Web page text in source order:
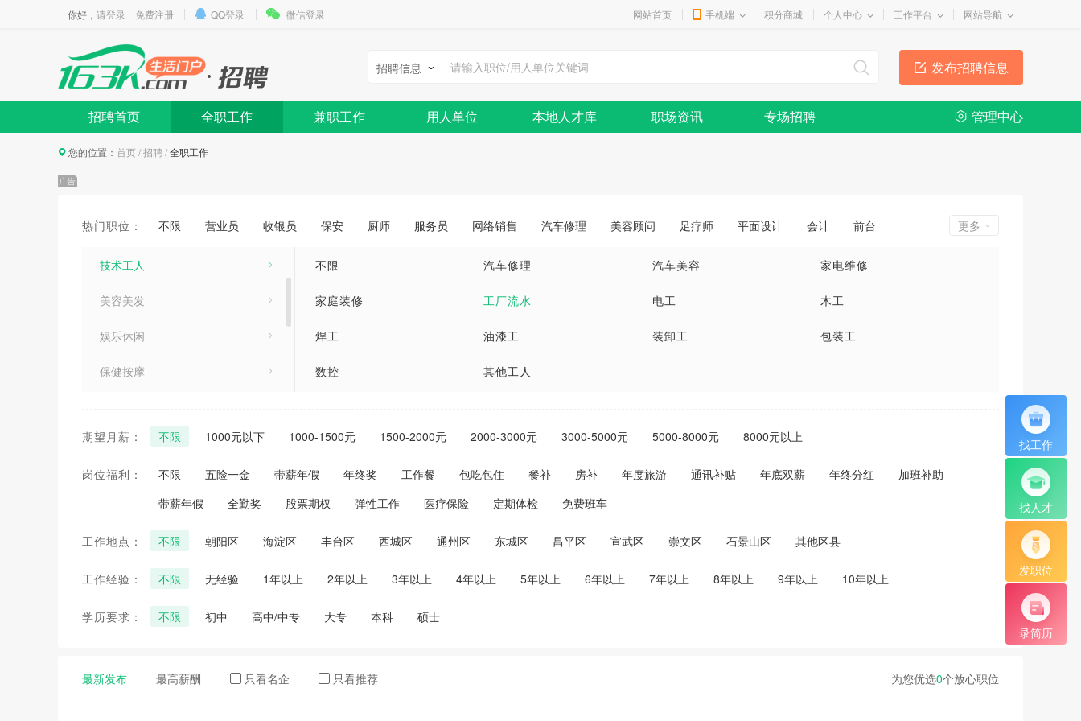
你好， 请登录 免费注册 QQ登录 微信登录 网站首页 手机端 积分商城 个人中心 工作平台 网站导航
发布招聘信息
招聘信息
招聘首页 全职工作 兼职工作 用人单位 本地人才库 职场资讯 专场招聘 管理中心
找工作
找人才
发职位
录简历
您的位置： 首页/招聘/全职工作
热门职位： 不限 营业员 收银员 保安 厨师 服务员 网络销售 汽车修理 美容顾问 足疗师 平面设计 会计
前台
更多
业务销售
技术工人
美容美发
娱乐休闲
保健按摩
企业单位
运动健身
其他岗位
不限 汽车修理 汽车美容 家电维修
家庭装修 工厂流水 电工 木工
焊工 油漆工 装卸工 包装工
数控 其他工人
期望月薪： 不限 1000元以下 1000-1500元 1500-2000元 2000-3000元 3000-5000元 5000-8000元 8000元以上
岗位福利： 不限 五险一金 带薪年假 年终奖 工作餐 包吃包住 餐补 房补 年度旅游 通讯补贴 年底双薪 年终分红
加班补助
带薪年假
全勤奖 股票期权 弹性工作 医疗保险 定期体检 免费班车
工作地点： 不限 朝阳区 海淀区 丰台区 西城区 通州区 东城区 昌平区 宣武区 崇文区 石景山区 其他区县
工作经验： 不限 无经验 1年以上 2年以上 3年以上 4年以上 5年以上 6年以上 7年以上 8年以上 9年以上 10年以上
学历要求： 不限 初中 高中/中专 大专 本科 硕士
为您优选0个放心职位
最新发布 最高薪酬 只看名企 只看推荐